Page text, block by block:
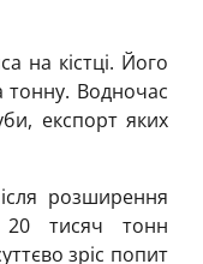
на кістці. Його
тонну. Водночас
експорт яких
розширення
20 тисяч тонн
зріс попит